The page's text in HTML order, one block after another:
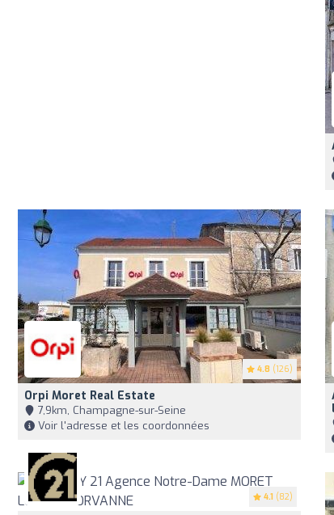
4.8 (126)
Orpi Moret Real Estate
7,9km, Champagne-sur-Seine
Voir l'adresse et les coordonnées
4.1 (82)